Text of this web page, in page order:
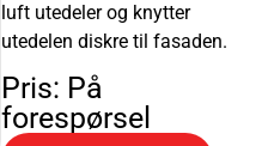
luft utedeler og knytter
utedelen diskre til fasaden.
Pris: På
forespørsel